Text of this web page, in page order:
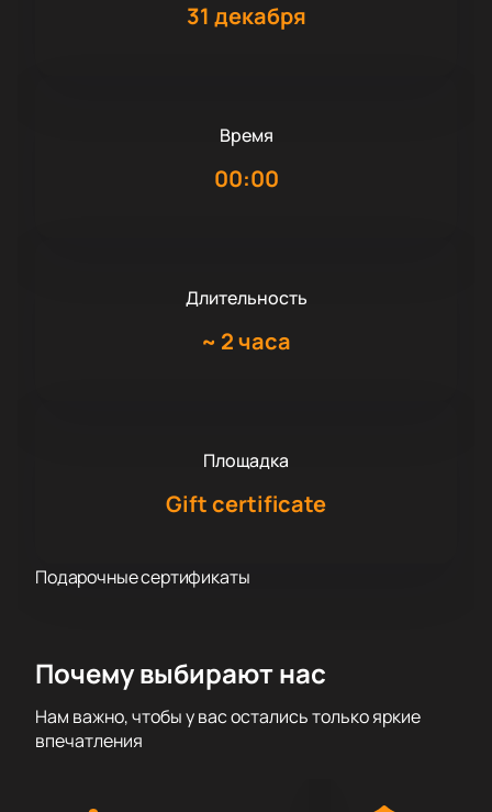
31 декабря
Время
00:00
Длительность
~ 2 часа
Площадка
Gift certificate
Подарочные сертификаты
Почему выбирают нас
Нам важно, чтобы у вас остались только яркие
впечатления